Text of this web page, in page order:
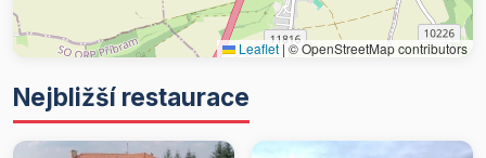
Leaflet |© OpenStreetMap contributors
Nejbližší restaurace